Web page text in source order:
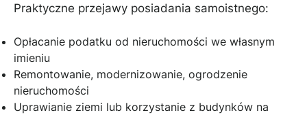
Praktyczne przejawy posiadania samoistnego:
Opłacanie podatku od nieruchomości we własnym
imieniu
Remontowanie, modernizowanie, ogrodzenie
nieruchomości
Uprawianie ziemi lub korzystanie z budynków na